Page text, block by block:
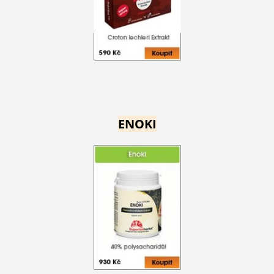
ENOKI